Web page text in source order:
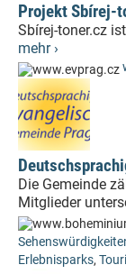
Projekt Sbírej-
Sbírej-toner.cz
mehr ›
Die Gemeinde
Mitglieder
Erlebnisparks,